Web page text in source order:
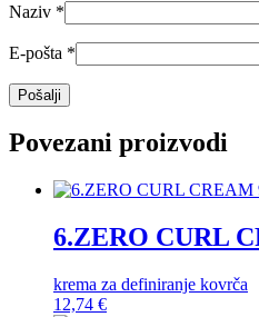
Naziv *
E-pošta *
Povezani proizvodi
6.ZERO CURL
krema za definiranje kovrča
12,74 €